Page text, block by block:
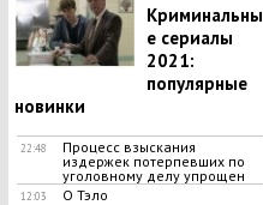
Криминальны
е сериалы
2021:
популярные
новинки
22:48
Процесс взыскания
издержек потерпевших по
уголовному делу упрощен
12:03 О Тэло